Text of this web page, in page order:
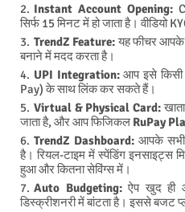
Instant Account Opening:
सिर्फ 15 मिनट में हो जाता है। वीडियो
TrendZ Feature:यह फीचर आपके
बनाने में मदद करता है।
UPI Integration:आप इसे किसी
Pay) के साथ लिंक कर सकते हैं।
Virtual & Physical Card:
जाता है, और आप फिजिकल RuPay
TrendZ Dashboard:आपके सभी
है। रियल-टाइम में स्पेंडिंग इनसाइट्स
हुआ और कितना सेविंग्स में।
Auto Budgeting:ऐप खुद ही
डिस्क्रीशनरी में बांटता है। इससे बजट